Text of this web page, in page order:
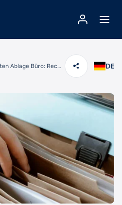
Personalakten Ablage Büro: Rechtssichere Organisation & Aufbewahrung DE